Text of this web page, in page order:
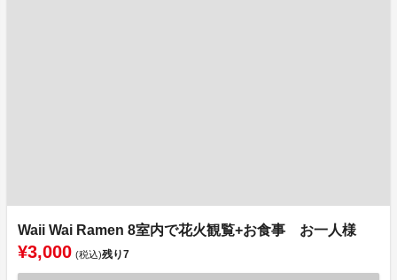
Waii Wai Ramen 8室内で花火観覧+お食事 お一人様
¥3,000 (税込)残り7